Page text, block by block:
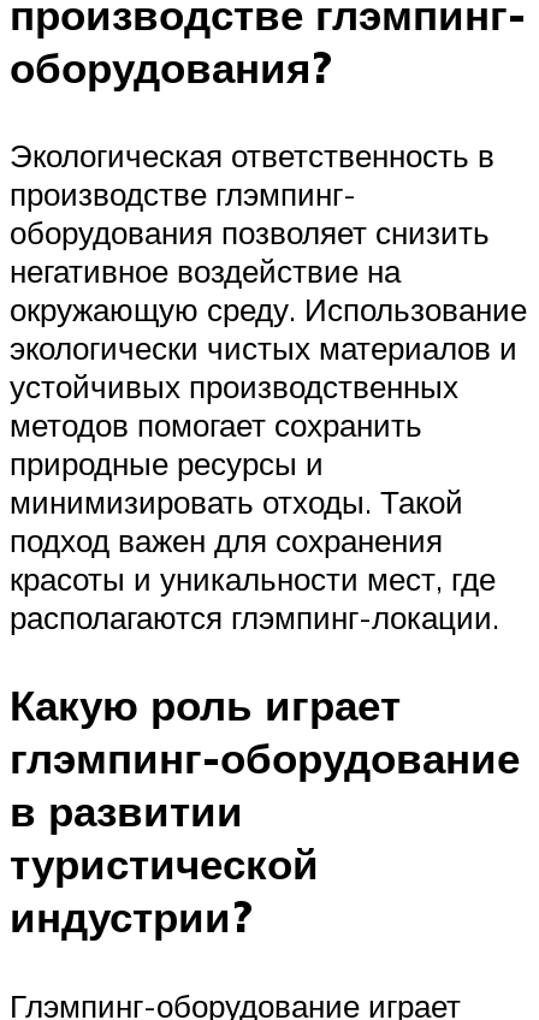
производстве глэмпинг-
оборудования?
Экологическая ответственность в
производстве глэмпинг-
оборудования позволяет снизить
негативное воздействие на
окружающую среду. Использование
экологически чистых материалов и
устойчивых производственных
методов помогает сохранить
природные ресурсы и
минимизировать отходы. Такой
подход важен для сохранения
красоты и уникальности мест, где
располагаются глэмпинг-локации.
Какую роль играет
глэмпинг-оборудование
в развитии
туристической
индустрии?
Глэмпинг-оборудование играет